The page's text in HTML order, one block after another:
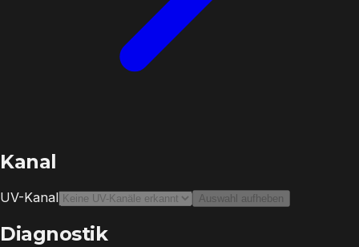
Kanal
UV-Kanal Auswahl aufheben
Diagnostik